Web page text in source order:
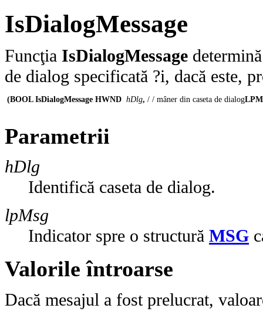
IsDialogMessage
Funcţia IsDialogMessage
de dialog specificată ?i, dacă este,
(BOOL IsDialogMessage HWND hDlg, / / mâner din caseta de dialog
Parametrii
hDlg
Identifică caseta de dialog.
lpMsg
Indicator spre o structură MSG
Valorile întroarse
Dacă mesajul a fost prelucrat,